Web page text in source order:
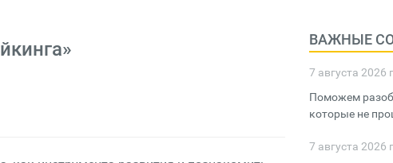
ВАЖНЫЕ
7 августа 2026
Поможем
которые не
7 августа 2026